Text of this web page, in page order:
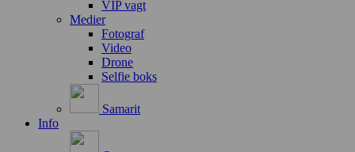
VIP vagt
Medier
Fotograf
Video
Drone
Selfie boks
Samarit
Info